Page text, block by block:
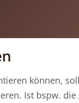
können,
Ist bspw.